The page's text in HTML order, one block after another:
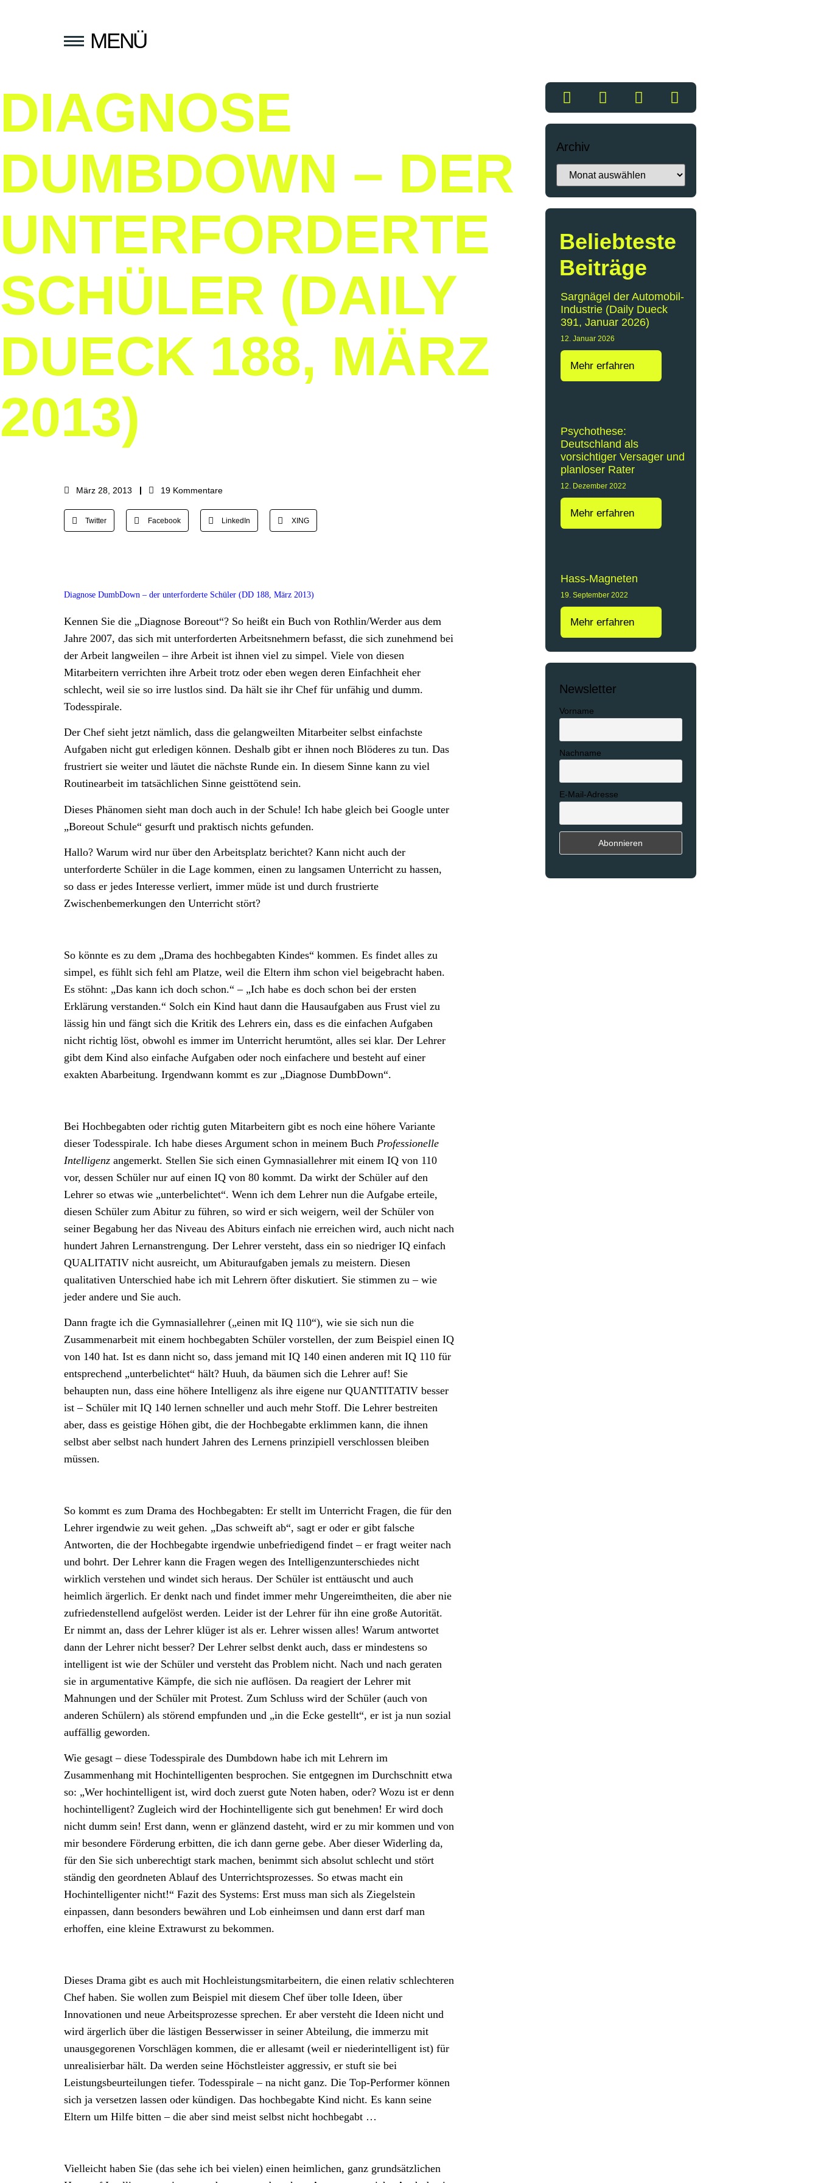
MENÜ
DIAGNOSE
DUMBDOWN – DER
UNTERFORDERTE
SCHÜLER (DAILY
DUECK 188, MÄRZ
2013)
März 28, 2013 19 Kommentare
Twitter Facebook LinkedIn XING
Diagnose DumbDown – der unterforderte Schüler (DD 188, März 2013)
Kennen Sie die „Diagnose Boreout“? So heißt ein Buch von Rothlin/Werder aus dem
Jahre 2007, das sich mit unterforderten Arbeitsnehmern befasst, die sich zunehmend bei
der Arbeit langweilen – ihre Arbeit ist ihnen viel zu simpel. Viele von diesen
Mitarbeitern verrichten ihre Arbeit trotz oder eben wegen deren Einfachheit eher
schlecht, weil sie so irre lustlos sind. Da hält sie ihr Chef für unfähig und dumm.
Todesspirale.
Der Chef sieht jetzt nämlich, dass die gelangweilten Mitarbeiter selbst einfachste
Aufgaben nicht gut erledigen können. Deshalb gibt er ihnen noch Blöderes zu tun. Das
frustriert sie weiter und läutet die nächste Runde ein. In diesem Sinne kann zu viel
Routinearbeit im tatsächlichen Sinne geisttötend sein.
Dieses Phänomen sieht man doch auch in der Schule! Ich habe gleich bei Google unter
„Boreout Schule“ gesurft und praktisch nichts gefunden.
Hallo? Warum wird nur über den Arbeitsplatz berichtet? Kann nicht auch der
unterforderte Schüler in die Lage kommen, einen zu langsamen Unterricht zu hassen,
so dass er jedes Interesse verliert, immer müde ist und durch frustrierte
Zwischenbemerkungen den Unterricht stört?
So könnte es zu dem „Drama des hochbegabten Kindes“ kommen. Es findet alles zu
simpel, es fühlt sich fehl am Platze, weil die Eltern ihm schon viel beigebracht haben.
Es stöhnt: „Das kann ich doch schon.“ – „Ich habe es doch schon bei der ersten
Erklärung verstanden.“ Solch ein Kind haut dann die Hausaufgaben aus Frust viel zu
lässig hin und fängt sich die Kritik des Lehrers ein, dass es die einfachen Aufgaben
nicht richtig löst, obwohl es immer im Unterricht herumtönt, alles sei klar. Der Lehrer
gibt dem Kind also einfache Aufgaben oder noch einfachere und besteht auf einer
exakten Abarbeitung. Irgendwann kommt es zur „Diagnose DumbDown“.
Bei Hochbegabten oder richtig guten Mitarbeitern gibt es noch eine höhere Variante
dieser Todesspirale. Ich habe dieses Argument schon in meinem Buch Professionelle
Intelligenz angemerkt. Stellen Sie sich einen Gymnasiallehrer mit einem IQ von 110
vor, dessen Schüler nur auf einen IQ von 80 kommt. Da wirkt der Schüler auf den
Lehrer so etwas wie „unterbelichtet“. Wenn ich dem Lehrer nun die Aufgabe erteile,
diesen Schüler zum Abitur zu führen, so wird er sich weigern, weil der Schüler von
seiner Begabung her das Niveau des Abiturs einfach nie erreichen wird, auch nicht nach
hundert Jahren Lernanstrengung. Der Lehrer versteht, dass ein so niedriger IQ einfach
QUALITATIV nicht ausreicht, um Abituraufgaben jemals zu meistern. Diesen
qualitativen Unterschied habe ich mit Lehrern öfter diskutiert. Sie stimmen zu – wie
jeder andere und Sie auch.
Dann fragte ich die Gymnasiallehrer („einen mit IQ 110“), wie sie sich nun die
Zusammenarbeit mit einem hochbegabten Schüler vorstellen, der zum Beispiel einen IQ
von 140 hat. Ist es dann nicht so, dass jemand mit IQ 140 einen anderen mit IQ 110 für
entsprechend „unterbelichtet“ hält? Huuh, da bäumen sich die Lehrer auf! Sie
behaupten nun, dass eine höhere Intelligenz als ihre eigene nur QUANTITATIV besser
ist – Schüler mit IQ 140 lernen schneller und auch mehr Stoff. Die Lehrer bestreiten
aber, dass es geistige Höhen gibt, die der Hochbegabte erklimmen kann, die ihnen
selbst aber selbst nach hundert Jahren des Lernens prinzipiell verschlossen bleiben
müssen.
So kommt es zum Drama des Hochbegabten: Er stellt im Unterricht Fragen, die für den
Lehrer irgendwie zu weit gehen. „Das schweift ab“, sagt er oder er gibt falsche
Antworten, die der Hochbegabte irgendwie unbefriedigend findet – er fragt weiter nach
und bohrt. Der Lehrer kann die Fragen wegen des Intelligenzunterschiedes nicht
wirklich verstehen und windet sich heraus. Der Schüler ist enttäuscht und auch
heimlich ärgerlich. Er denkt nach und findet immer mehr Ungereimtheiten, die aber nie
zufriedenstellend aufgelöst werden. Leider ist der Lehrer für ihn eine große Autorität.
Er nimmt an, dass der Lehrer klüger ist als er. Lehrer wissen alles! Warum antwortet
dann der Lehrer nicht besser? Der Lehrer selbst denkt auch, dass er mindestens so
intelligent ist wie der Schüler und versteht das Problem nicht. Nach und nach geraten
sie in argumentative Kämpfe, die sich nie auflösen. Da reagiert der Lehrer mit
Mahnungen und der Schüler mit Protest. Zum Schluss wird der Schüler (auch von
anderen Schülern) als störend empfunden und „in die Ecke gestellt“, er ist ja nun sozial
auffällig geworden.
Wie gesagt – diese Todesspirale des Dumbdown habe ich mit Lehrern im
Zusammenhang mit Hochintelligenten besprochen. Sie entgegnen im Durchschnitt etwa
so: „Wer hochintelligent ist, wird doch zuerst gute Noten haben, oder? Wozu ist er denn
hochintelligent? Zugleich wird der Hochintelligente sich gut benehmen! Er wird doch
nicht dumm sein! Erst dann, wenn er glänzend dasteht, wird er zu mir kommen und von
mir besondere Förderung erbitten, die ich dann gerne gebe. Aber dieser Widerling da,
für den Sie sich unberechtigt stark machen, benimmt sich absolut schlecht und stört
ständig den geordneten Ablauf des Unterrichtsprozesses. So etwas macht ein
Hochintelligenter nicht!“ Fazit des Systems: Erst muss man sich als Ziegelstein
einpassen, dann besonders bewähren und Lob einheimsen und dann erst darf man
erhoffen, eine kleine Extrawurst zu bekommen.
Dieses Drama gibt es auch mit Hochleistungsmitarbeitern, die einen relativ schlechteren
Chef haben. Sie wollen zum Beispiel mit diesem Chef über tolle Ideen, über
Innovationen und neue Arbeitsprozesse sprechen. Er aber versteht die Ideen nicht und
wird ärgerlich über die lästigen Besserwisser in seiner Abteilung, die immerzu mit
unausgegorenen Vorschlägen kommen, die er allesamt (weil er niederintelligent ist) für
unrealisierbar hält. Da werden seine Höchstleister aggressiv, er stuft sie bei
Leistungsbeurteilungen tiefer. Todesspirale – na nicht ganz. Die Top-Performer können
sich ja versetzen lassen oder kündigen. Das hochbegabte Kind nicht. Es kann seine
Eltern um Hilfe bitten – die aber sind meist selbst nicht hochbegabt …
Vielleicht haben Sie (das sehe ich bei vielen) einen heimlichen, ganz grundsätzlichen
Archiv
Beliebteste
Beiträge
Sargnägel der Automobil-
Industrie (Daily Dueck
391, Januar 2026)
12. Januar 2026
Mehr erfahren
Psychothese:
Deutschland als
vorsichtiger Versager und
planloser Rater
12. Dezember 2022
Mehr erfahren
Hass-Magneten
19. September 2022
Mehr erfahren
Newsletter
Vorname
Nachname
E-Mail-Adresse